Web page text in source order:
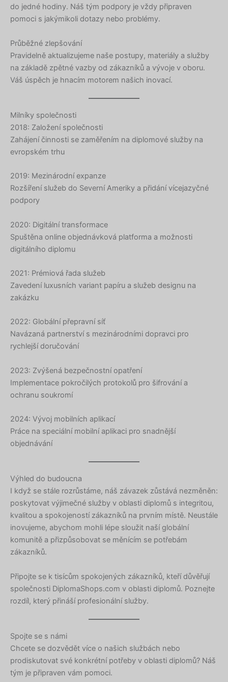
do jedné hodiny. Náš tým podpory je vždy připraven
pomoci s jakýmikoli dotazy nebo problémy.
Průběžné zlepšování
Pravidelně aktualizujeme naše postupy, materiály a služby
na základě zpětné vazby od zákazníků a vývoje v oboru.
Váš úspěch je hnacím motorem našich inovací.
Milníky společnosti
2018: Založení společnosti
Zahájení činnosti se zaměřením na diplomové služby na
evropském trhu
2019: Mezinárodní expanze
Rozšíření služeb do Severní Ameriky a přidání vícejazyčné
podpory
2020: Digitální transformace
Spuštěna online objednávková platforma a možnosti
digitálního diplomu
2021: Prémiová řada služeb
Zavedení luxusních variant papíru a služeb designu na
zakázku
2022: Globální přepravní síť
Navázaná partnerství s mezinárodními dopravci pro
rychlejší doručování
2023: Zvýšená bezpečnostní opatření
Implementace pokročilých protokolů pro šifrování a
ochranu soukromí
2024: Vývoj mobilních aplikací
Práce na speciální mobilní aplikaci pro snadnější
objednávání
Výhled do budoucna
I když se stále rozrůstáme, náš závazek zůstává nezměněn:
poskytovat výjimečné služby v oblasti diplomů s integritou,
kvalitou a spokojeností zákazníků na prvním místě. Neustále
inovujeme, abychom mohli lépe sloužit naší globální
komunitě a přizpůsobovat se měnícím se potřebám
zákazníků.
Připojte se k tisícům spokojených zákazníků, kteří důvěřují
společnosti DiplomaShops.com v oblasti diplomů. Poznejte
rozdíl, který přináší profesionální služby.
Spojte se s námi
Chcete se dozvědět více o našich službách nebo
prodiskutovat své konkrétní potřeby v oblasti diplomů? Náš
tým je připraven vám pomoci.
Danish
Greek
Hungarian
Armenian
Icelandic
Japanese
Korean
Georgian
Turkish